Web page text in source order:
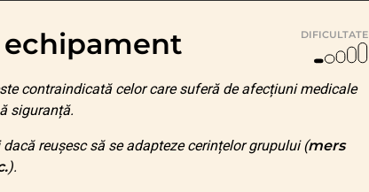
DIFICULTATE
contraindicată celor care suferă de afecțiuni medicale
siguranță.
reușesc să se adapteze cerințelor grupului (mers
).